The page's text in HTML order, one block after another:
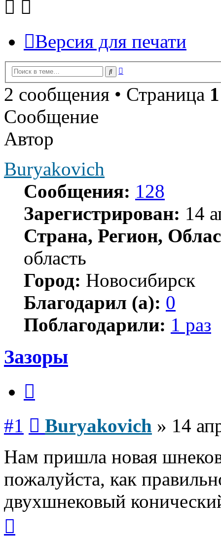
Версия для печати
Поиск
2 сообщения • Страница 1
Сообщение
Автор
Buryakovich
Сообщения: 128
Зарегистрирован: 14
Страна, Регион,
область
Город: Новосибирск
Благодарил (а): 0
Поблагодарили: 1 раз
Зазоры
#1 Buryakovich » 14
Нам пришла новая
пожалуйста, как
двухшнековый
началу